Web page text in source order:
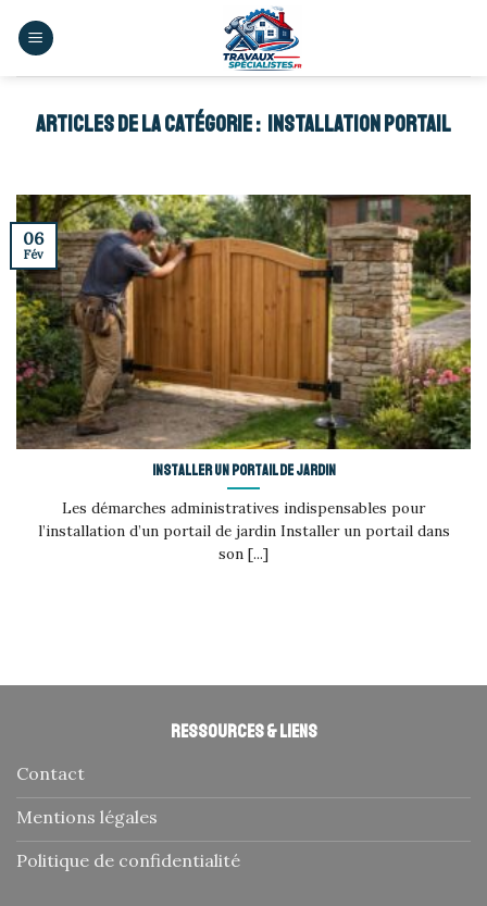
INSTALLATION PORTAIL
Installer un portail de jardin
Les démarches administratives indispensables pour
l’installation d’un portail de jardin Installer un portail dans
son [...]
06
Fév
Ressources & liens
Contact
Mentions légales
Politique de confidentialité